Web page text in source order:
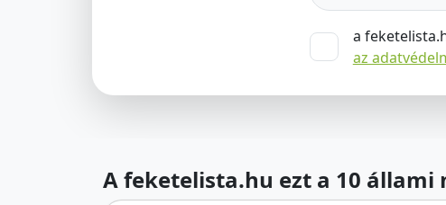
a
az
A feketelista.hu ezt a 10